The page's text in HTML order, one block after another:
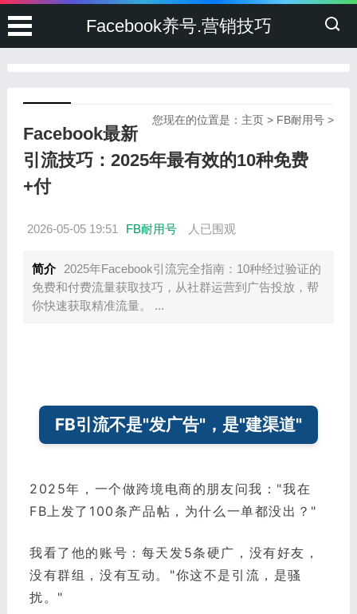
Facebook养号.营销技巧
您现在的位置是： 主页 > FB耐用号 >
Facebook最新
引流技巧：2025年最有效的10种免费
+付
2026-05-05 19:51 FB耐用号 人已围观
简介
2025年Facebook引流完全指南：10种经过验证的
免费和付费流量获取技巧，从社群运营到广告投放，帮
你快速获取精准流量。 ...
FB引流不是"发广告"，是"建渠道"
2025年，一个做跨境电商的朋友问我："我在
FB上发了100条产品帖，为什么一单都没出？"
我看了他的账号：每天发5条硬广，没有好友，
没有群组，没有互动。"你这不是引流，是骚
扰。"